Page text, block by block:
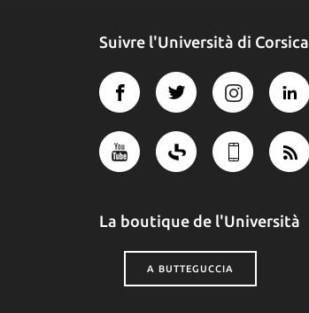
Suivre l'Università di Corsica
La boutique de l'Università
A BUTTEGUCCIA